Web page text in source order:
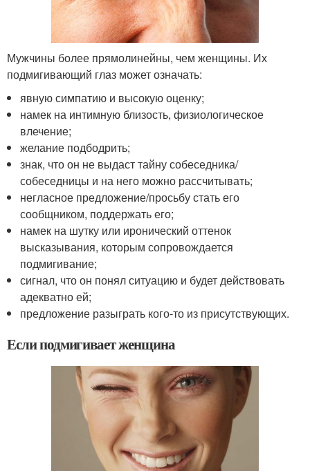
Мужчины более прямолинейны, чем женщины. Их
подмигивающий глаз может означать:
явную симпатию и высокую оценку;
намек на интимную близость, физиологическое
влечение;
желание подбодрить;
знак, что он не выдаст тайну собеседника/
собеседницы и на него можно рассчитывать;
негласное предложение/просьбу стать его
сообщником, поддержать его;
намек на шутку или иронический оттенок
высказывания, которым сопровождается
подмигивание;
сигнал, что он понял ситуацию и будет действовать
адекватно ей;
предложение разыграть кого-то из присутствующих.
Если подмигивает женщина